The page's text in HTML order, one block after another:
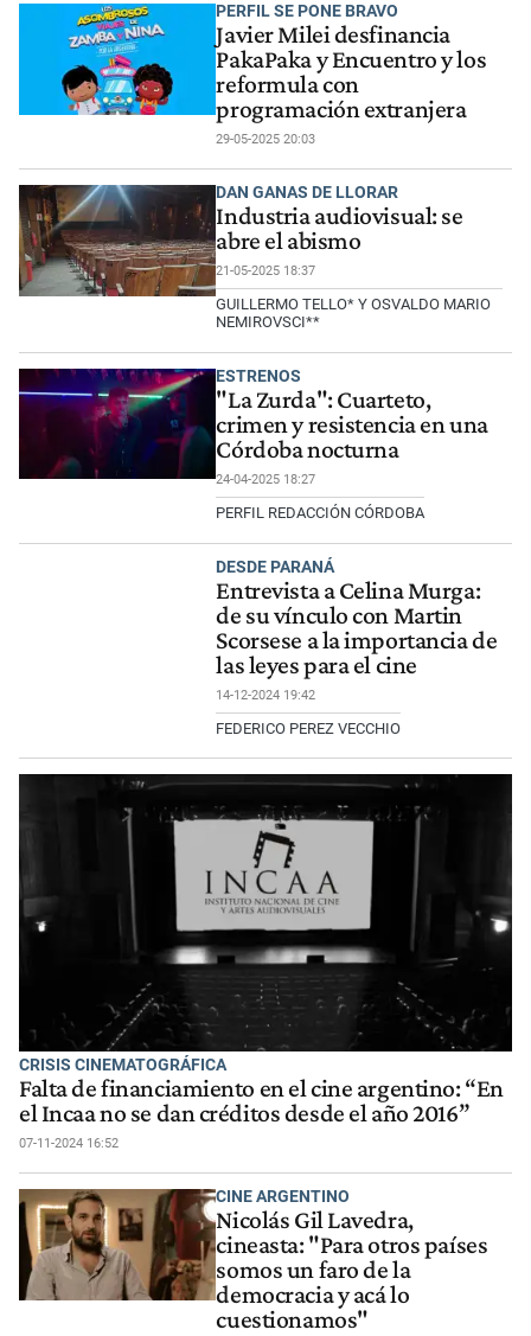
PERFIL SE PONE BRAVO
Javier Milei desfinancia
PakaPaka y Encuentro y los
reformula con
programación extranjera
29-05-2025 20:03
DAN GANAS DE LLORAR
Industria audiovisual: se
abre el abismo
21-05-2025 18:37
GUILLERMO TELLO* Y OSVALDO MARIO
NEMIROVSCI**
ESTRENOS
"La Zurda": Cuarteto,
crimen y resistencia en una
Córdoba nocturna
24-04-2025 18:27
PERFIL REDACCIÓN CÓRDOBA
DESDE PARANÁ
Entrevista a Celina Murga:
de su vínculo con Martin
Scorsese a la importancia de
las leyes para el cine
14-12-2024 19:42
FEDERICO PEREZ VECCHIO
CRISIS CINEMATOGRÁFICA
Falta de financiamiento en el cine argentino: “En
el Incaa no se dan créditos desde el año 2016”
07-11-2024 16:52
CINE ARGENTINO
Nicolás Gil Lavedra,
cineasta: "Para otros países
somos un faro de la
democracia y acá lo
cuestionamos"